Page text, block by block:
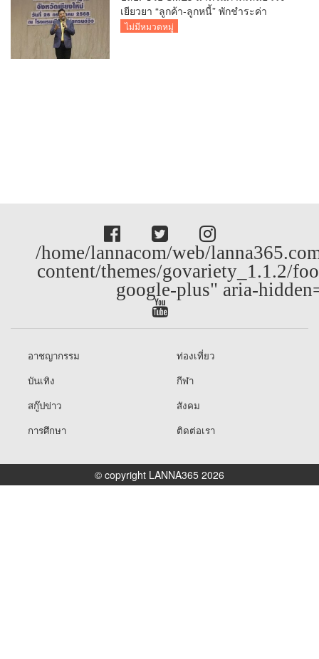
เยียวยา “ลูกค้า-ลูกหนี้” พักชำระค่า
ธรรมเนียม-ค่างวด
ไม่มีหมวดหมู่
/home/lannacom/web/
content/themes/govariety_1.1.2/
google-plus" aria-
อาชญากรรม
ท่องเที่ยว
บันเทิง
กีฬา
สกู๊ปข่าว
สังคม
การศึกษา
ติดต่อเรา
© copyright LANNA365 2026